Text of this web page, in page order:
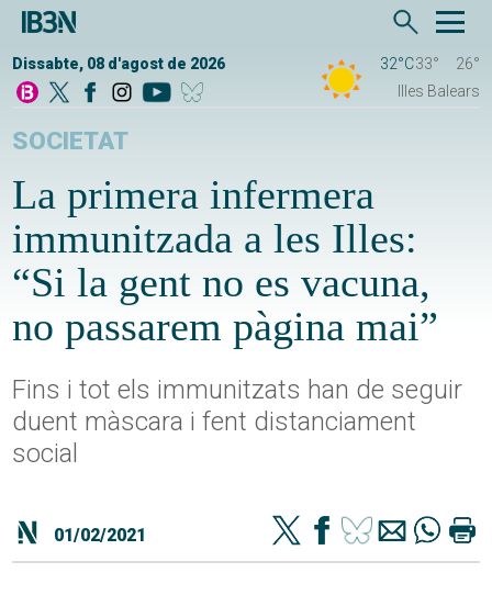
Dissabte, 08 d'agost de 2026 32°C33°
26°
Illes Balears
SOCIETAT
La primera infermera
immunitzada a les Illes:
“Si la gent no es vacuna,
no passarem pàgina mai”
Fins i tot els immunitzats han de seguir
duent màscara i fent distanciament
social
01/02/2021